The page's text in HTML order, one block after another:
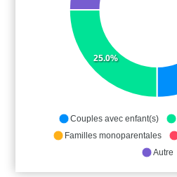
25.0%
Couples avec enfant(s)
Familles monoparentales
Autre